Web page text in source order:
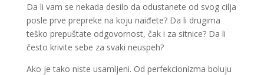
Da li vam se nekada desilo da odustanete od svog cilja
posle prve prepreke na koju naiđete? Da li drugima
teško prepuštate odgovornost, čak i za sitnice? Da li
često krivite sebe za svaki neuspeh?
Ako je tako niste usamljeni. Od perfekcionizma boluju